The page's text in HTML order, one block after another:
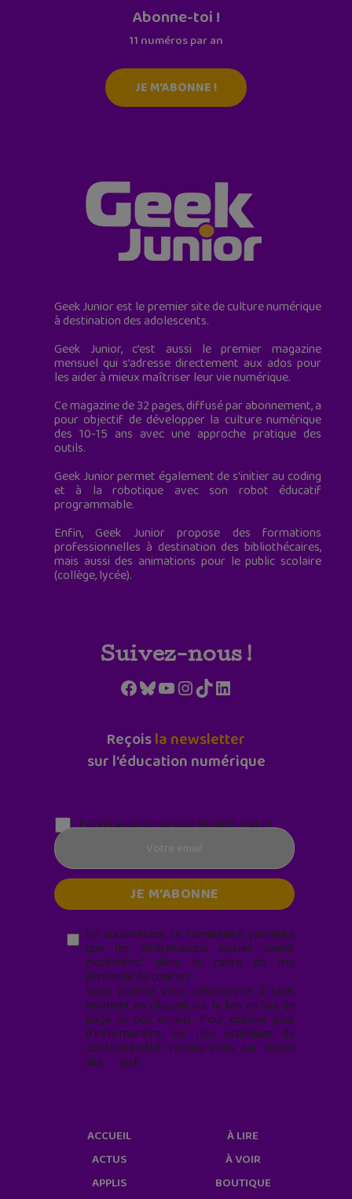
Abonne-toi !
11 numéros par an
JE M'ABONNE !
Geek Junior est le premier site de culture numérique
à destination des adolescents.
Geek Junior, c’est aussi le premier magazine
mensuel qui s’adresse directement aux ados pour
les aider à mieux maîtriser leur vie numérique.
Ce magazine de 32 pages, diffusé par abonnement, a
pour objectif de développer la culture numérique
des 10-15 ans avec une approche pratique des
outils.
Geek Junior permet également de s'initier au coding
et à la robotique avec son robot éducatif
programmable.
Enfin, Geek Junior propose des formations
professionnelles à destination des bibliothécaires,
mais aussi des animations pour le public scolaire
(collège, lycée).
Suivez-nous !
Facebook
Bluesky
YouTube
Instagram
TikTokLinkedIn
Reçoisla newsletter
sur l'éducation numérique
Parentalité numérique (le lundi matin)
En soumettant ce formulaire, j’accepte
que les informations saisies soient
exploitées* dans le cadre de ma
demande de contact.
Vous pouvez vous désabonner à tout
moment en cliquant sur le lien en bas de
page de nos emails. Pour obtenir plus
d'informations sur nos pratiques de
confidentialité, rendez-vous sur notre
site web
ACCUEIL
ACTUS
APPLIS
À LIRE
À VOIR
BOUTIQUE